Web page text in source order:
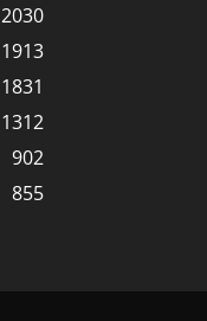
2030
1913
1831
1312
902
855